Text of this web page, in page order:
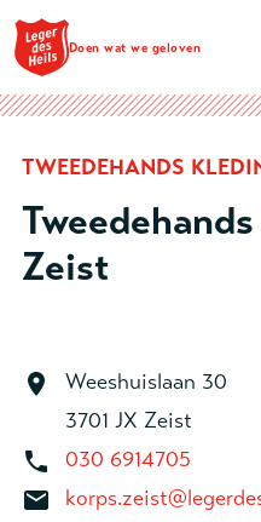
Doen wat we geloven
TWEEDEHANDS
Zeist
Weeshuislaan 30
3701 JX Zeist
030 6914705